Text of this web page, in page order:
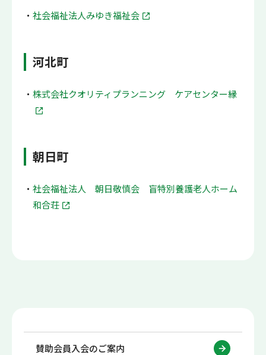
賛助会員入会のご案内
社会福祉法人みゆき福祉会
河北町
株式会社クオリティプランニング ケアセンター縁
朝日町
社会福祉法人 朝日敬慎会 盲特別養護老人ホーム
和合荘